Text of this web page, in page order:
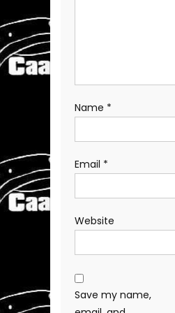
Name *
Email *
Website
Save my name,